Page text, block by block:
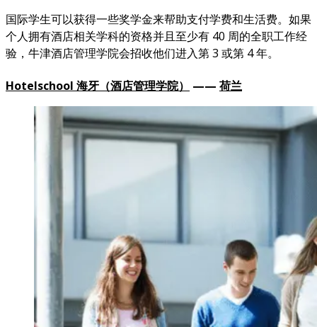
国际学生可以获得一些奖学金来帮助支付学费和生活费。如果
个人拥有酒店相关学科的资格并且至少有 40 周的全职工作经
验，牛津酒店管理学院会招收他们进入第 3 或第 4 年。
Hotelschool 海牙（酒店管理学院） —— 荷兰